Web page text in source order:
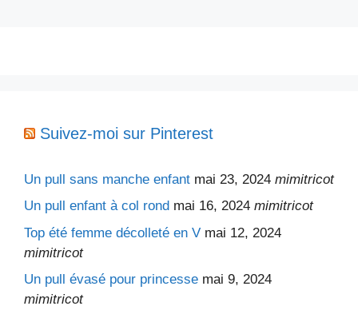
Suivez-moi sur Pinterest
Un pull sans manche enfant mai 23, 2024 mimitricot
Un pull enfant à col rond mai 16, 2024 mimitricot
Top été femme décolleté en V mai 12, 2024
mimitricot
Un pull évasé pour princesse mai 9, 2024
mimitricot